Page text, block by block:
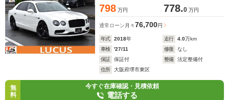
798 万円 778.0 万円
通常ローン 月々76,700円
年式 2018年 走行 4.0万km
車検
'27/11 修復
なし
保証
保証付 整備
法定整備付
住所
大阪府堺市東区
無
料
今すぐ在庫確認・見積依頼
電話する